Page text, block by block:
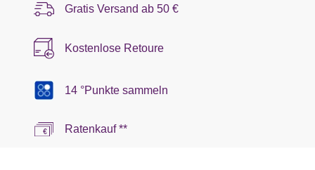
Gratis Versand ab 50 €
Kostenlose Retoure
14 °Punkte sammeln
Ratenkauf **